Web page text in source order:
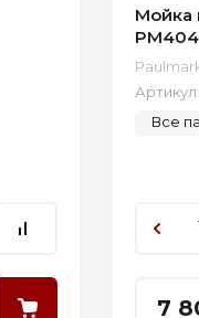
Мойка
Артикул:
Все
7